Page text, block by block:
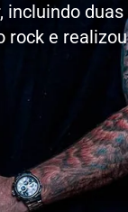
incluindo duas
rock e realizou